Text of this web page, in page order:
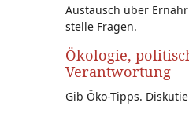
Austausch über
stelle Fragen.
Ökologie,
Verantwortung
Gib Öko-Tipps.